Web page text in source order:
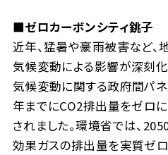
■ゼロカーボンシティ銚子
近年、猛暑や豪雨被害など
気候変動による影響が深刻化
気候変動に関する政府間パ
年までにCO2排出量をゼロ
されました。環境省では、
効果ガスの排出量を実質ゼ